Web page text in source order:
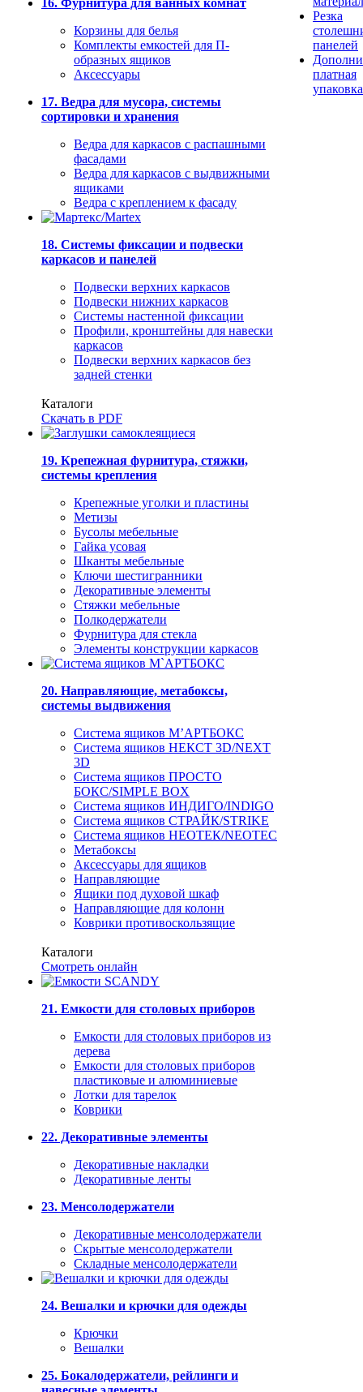
16. Фурнитура для ванных комнат
Корзины для белья
Комплекты емкостей для П-
образных ящиков
Аксессуары
17. Ведра для мусора, системы
сортировки и хранения
Ведра для каркасов с распашными
фасадами
Ведра для каркасов с выдвижными
ящиками
Ведра с креплением к фасаду
18. Системы фиксации и подвески
каркасов и панелей
Подвески верхних каркасов
Подвески нижних каркасов
Системы настенной фиксации
Профили, кронштейны для навески
каркасов
Подвески верхних каркасов без
задней стенки
Каталоги
Скачать в PDF
19. Крепежная фурнитура, стяжки,
системы крепления
Крепежные уголки и пластины
Метизы
Бусолы мебельные
Гайка усовая
Шканты мебельные
Ключи шестигранники
Декоративные элементы
Стяжки мебельные
Полкодержатели
Фурнитура для стекла
Элементы конструкции каркасов
20. Направляющие, метабоксы,
системы выдвижения
Система ящиков М’АРТБОКС
Система ящиков НЕКСТ 3D/NEXT
3D
Система ящиков ПРОСТО
БОКС/SIMPLE BOX
Система ящиков ИНДИГО/INDIGO
Система ящиков СТРАЙК/STRIKE
Система ящиков НЕОТЕК/NEOTEC
Метабоксы
Аксессуары для ящиков
Направляющие
Ящики под духовой шкаф
Направляющие для колонн
Коврики противоскользящие
Каталоги
Смотреть онлайн
21. Емкости для столовых приборов
Емкости для столовых приборов из
дерева
Емкости для столовых приборов
пластиковые и алюминиевые
Лотки для тарелок
Коврики
22. Декоративные элементы
Декоративные накладки
Декоративные ленты
23. Менсолодержатели
Декоративные менсолодержатели
Скрытые менсолодержатели
Складные менсолодержатели
24. Вешалки и крючки для одежды
Крючки
Вешалки
25. Бокалодержатели, рейлинги и
Резка
панелей
платная
упаковка